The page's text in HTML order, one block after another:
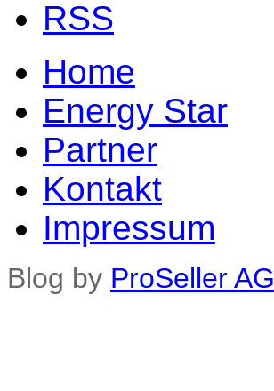
Home
Energy Star
Partner
Kontakt
Impressum
Blog by ProSeller AG